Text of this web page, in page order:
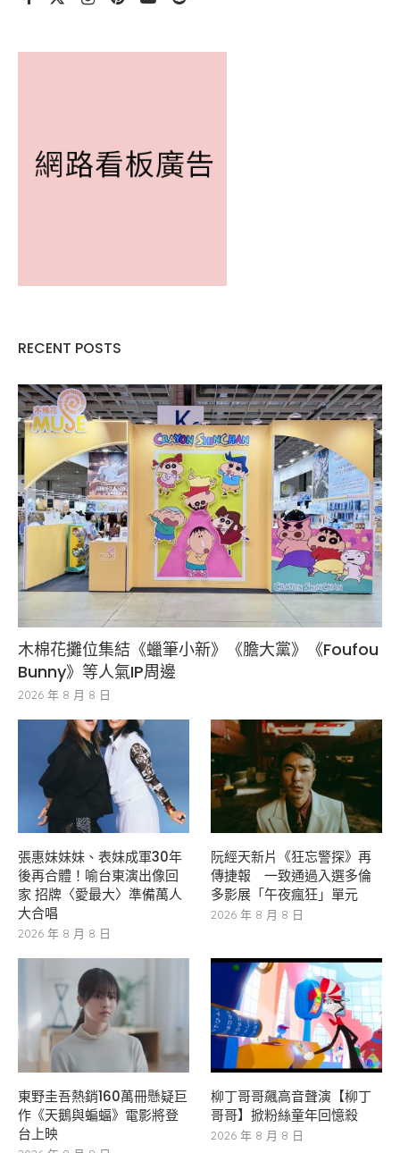
RECENT POSTS
木棉花攤位集結《蠟筆小新》《膽大黨》《Foufou
Bunny》等人氣IP周邊
2026 年 8 月 8 日
張惠妹妹妹、表妹成軍30年
後再合體！喻台東演出像回
家 招牌〈愛最大〉準備萬人
大合唱
2026 年 8 月 8 日
阮經天新片《狂忘警探》再
傳捷報 一致通過入選多倫
多影展「午夜瘋狂」單元
2026 年 8 月 8 日
東野圭吾熱銷160萬冊懸疑巨
作《天鵝與蝙蝠》電影將登
台上映
柳丁哥哥飆高音聲演【柳丁
哥哥】掀粉絲童年回憶殺
2026 年 8 月 8 日